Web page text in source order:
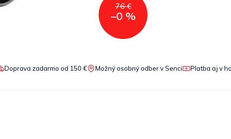
76 €
–0 %
Doprava zadarmo od 150 € Možný osobný odber v Senci Platba aj v